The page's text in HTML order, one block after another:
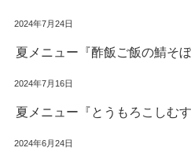
2024年7月24日
夏メニュー『酢飯ご飯の鯖そ
2024年7月16日
夏メニュー『とうもろこしむ
2024年6月24日